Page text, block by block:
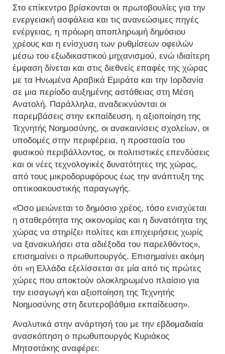
Στο επίκεντρο βρίσκονται οι πρωτοβουλίες για την
ενεργειακή ασφάλεια και τις ανανεώσιμες πηγές
ενέργειας, η πρόωρη αποπληρωμή δημόσιου
χρέους και η ενίσχυση των ρυθμίσεων οφειλών
μέσω του εξωδικαστικού μηχανισμού, ενώ ιδιαίτερη
έμφαση δίνεται και στις διεθνείς επαφές της χώρας
με τα Ηνωμένα Αραβικά Εμιράτα και την Ιορδανία
σε μια περίοδο αυξημένης αστάθειας στη Μέση
Ανατολή. Παράλληλα, αναδεικνύονται οι
παρεμβάσεις στην εκπαίδευση, η αξιοποίηση της
Τεχνητής Νοημοσύνης, οι ανακαινίσεις σχολείων, οι
υποδομές στην περιφέρεια, η προστασία του
φυσικού περιβάλλοντος, οι πολιτιστικές επενδύσεις
και οι νέες τεχνολογικές δυνατότητες της χώρας,
από τους μικροδορυφόρους έως την ανάπτυξη της
οπτικοακουστικής παραγωγής.
«Όσο μειώνεται το δημόσιο χρέος, τόσο ενισχύεται
η σταθερότητα της οικονομίας και η δυνατότητα της
χώρας να στηρίζει πολίτες και επιχειρήσεις χωρίς
να ξανακυλήσει στα αδιέξοδα του παρελθόντος»,
επισημαίνει ο πρωθυπουργός. Επισημαίνει ακόμη
ότι «η Ελλάδα εξελίσσεται σε μία από τις πρώτες
χώρες που αποκτούν ολοκληρωμένο πλαίσιο για
την εισαγωγή και αξιοποίηση της Τεχνητής
Νοημοσύνης στη δευτεροβάθμια εκπαίδευση».
Αναλυτικά στην ανάρτησή του με την εβδομαδιαία
ανασκόπηση ο πρωθυπουργός Κυριάκος
Μητσοτάκης αναφέρει: